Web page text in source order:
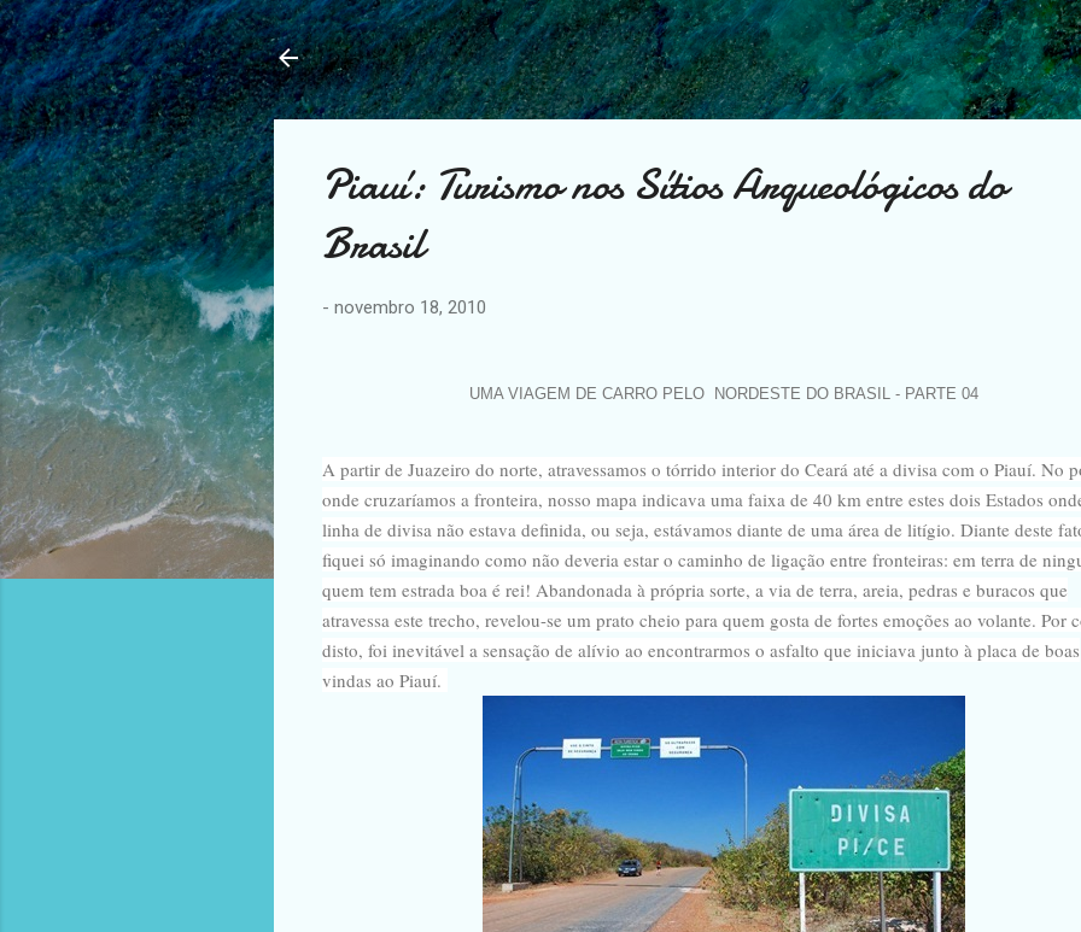
Pular para o conteúdo principal
Piauí: Turismo nos Sítios Arqueológicos do
Brasil
- novembro 18, 2010
UMA VIAGEM DE CARRO PELO NORDESTE DO BRASIL - PARTE 04
A partir de Juazeiro do norte, atravessamos o tórrido interior do Ceará até a divisa com o Piauí. No
onde cruzaríamos a fronteira, nosso mapa indicava uma faixa de 40 km entre estes dois Estados
linha de divisa não estava definida, ou seja, estávamos diante de uma área de litígio. Diante deste
fiquei só imaginando como não deveria estar o caminho de ligação entre fronteiras: em terra de
quem tem estrada boa é rei! Abandonada à própria sorte, a via de terra, areia, pedras e buracos que
atravessa este trecho, revelou-se um prato cheio para quem gosta de fortes emoções ao volante. Por
disto, foi inevitável a sensação de alívio ao encontrarmos o asfalto que iniciava junto à placa de boas
vindas ao Piauí.